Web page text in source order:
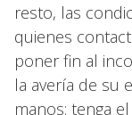
resto, las
quienes
poner fin al
la avería de su
manos: tenga